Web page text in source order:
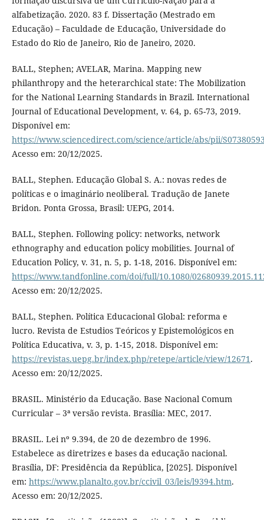
alfabetização. 2020. 83 f. Dissertação (Mestrado em
Educação) – Faculdade de Educação, Universidade do
Estado do Rio de Janeiro, Rio de Janeiro, 2020.
BALL, Stephen; AVELAR, Marina. Mapping new
philanthropy and the heterarchical state: The Mobilization
for the National Learning Standards in Brazil. International
Journal of Educational Development, v. 64, p. 65-73, 2019.
Disponível em:
https://www.sciencedirect.com/science/article/abs/pii/
Acesso em: 20/12/2025.
BALL, Stephen. Educação Global S. A.: novas redes de
políticas e o imaginário neoliberal. Tradução de Janete
Bridon. Ponta Grossa, Brasil: UEPG, 2014.
BALL, Stephen. Following policy: networks, network
ethnography and education policy mobilities. Journal of
Education Policy, v. 31, n. 5, p. 1-18, 2016. Disponível em:
https://www.tandfonline.com/doi/full/10.1080/
Acesso em: 20/12/2025.
BALL, Stephen. Política Educacional Global: reforma e
lucro. Revista de Estudios Teóricos y Epistemológicos en
Política Educativa, v. 3, p. 1-15, 2018. Disponível em:
https://revistas.uepg.br/index.php/retepe/article/view/12671 .
Acesso em: 20/12/2025.
BRASIL. Ministério da Educação. Base Nacional Comum
Curricular – 3ª versão revista. Brasília: MEC, 2017.
BRASIL. Lei nº 9.394, de 20 de dezembro de 1996.
Estabelece as diretrizes e bases da educação nacional.
Brasília, DF: Presidência da República, [2025]. Disponível
em: https://www.planalto.gov.br/ccivil_03/leis/l9394.htm.
Acesso em: 20/12/2025.